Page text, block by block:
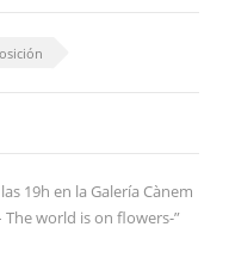
19h en la Galería Cànem
The world is on flowers-”